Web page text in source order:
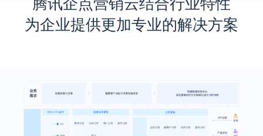
腾讯企点营销云结合行业特性
为企业提供更加专业的解决方案